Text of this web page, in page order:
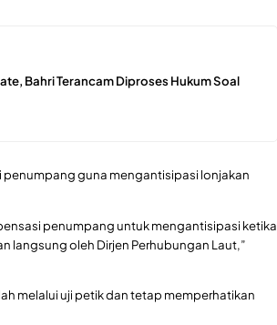
Bahri Terancam Diproses Hukum Soal
guna mengantisipasi lonjakan
penumpang untuk mengantisipasi ketika
langsung oleh Dirjen Perhubungan Laut,”
melalui uji petik dan tetap memperhatikan